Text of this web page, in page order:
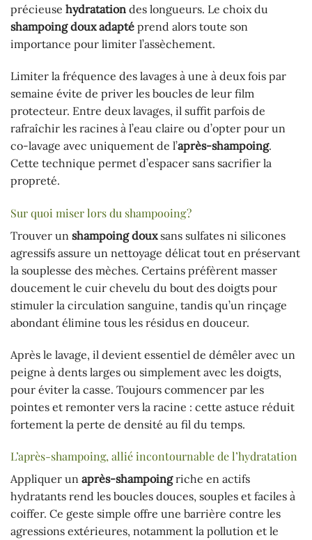
précieuse hydratation des longueurs. Le choix du
shampoing doux adapté prend alors toute son
importance pour limiter l’assèchement.
Limiter la fréquence des lavages à une à deux fois par
semaine évite de priver les boucles de leur film
protecteur. Entre deux lavages, il suffit parfois de
rafraîchir les racines à l’eau claire ou d’opter pour un
co-lavage avec uniquement de l’après-shampoing.
Cette technique permet d’espacer sans sacrifier la
propreté.
Sur quoi miser lors du shampooing ?
Trouver un shampoing douxsans sulfates ni silicones
agressifs assure un nettoyage délicat tout en préservant
la souplesse des mèches. Certains préfèrent masser
doucement le cuir chevelu du bout des doigts pour
stimuler la circulation sanguine, tandis qu’un rinçage
abondant élimine tous les résidus en douceur.
Après le lavage, il devient essentiel de démêler avec un
peigne à dents larges ou simplement avec les doigts,
pour éviter la casse. Toujours commencer par les
pointes et remonter vers la racine : cette astuce réduit
fortement la perte de densité au fil du temps.
L’après-shampoing, allié incontournable de l’hydratation
Appliquer un après-shampoingriche en actifs
hydratants rend les boucles douces, souples et faciles à
coiffer. Ce geste simple offre une barrière contre les
agressions extérieures, notamment la pollution et le